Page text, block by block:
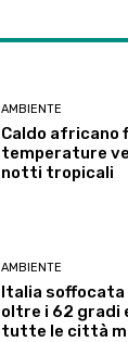
AMBIENTE
Caldo africano
temperature
notti tropicali
AMBIENTE
Italia
oltre i 62 gradi
tutte le città